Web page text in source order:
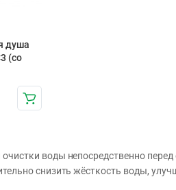
душа
(со
воды непосредственно
снизить жёсткость воды,